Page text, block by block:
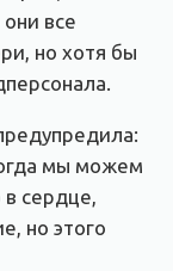
все
но хотя бы
мы можем
сердце,
но этого